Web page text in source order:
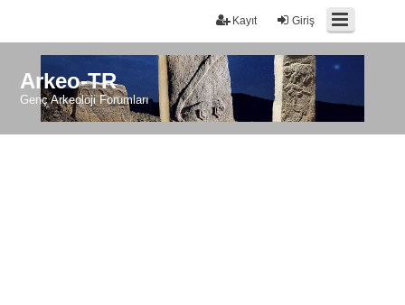
Giriş
Kayıt
Arkeo-TR
Genç Arkeoloji Forumları